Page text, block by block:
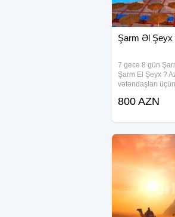
Şarm Əl Şeyx
7 gecə 8 gün
Şarm El Şeyx ?
vətəndaşları
vizasizdir İlin hər
etmək və dənizdə
800 AZN